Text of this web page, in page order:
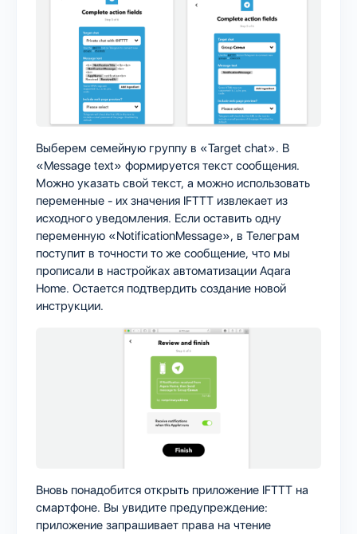
Выберем семейную группу в «Target chat». В
«Message text» формируется текст сообщения.
Можно указать свой текст, а можно использовать
переменные - их значения IFTTT извлекает из
исходного уведомления. Если оставить одну
переменную «NotificationMessage», в Телеграм
поступит в точности то же сообщение, что мы
прописали в настройках автоматизации Aqara
Home. Остается подтвердить создание новой
инструкции.
Вновь понадобится открыть приложение IFTTT на
смартфоне. Вы увидите предупреждение:
приложение запрашивает права на чтение